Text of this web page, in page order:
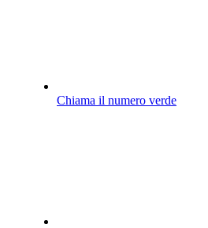
Chiama il numero verde